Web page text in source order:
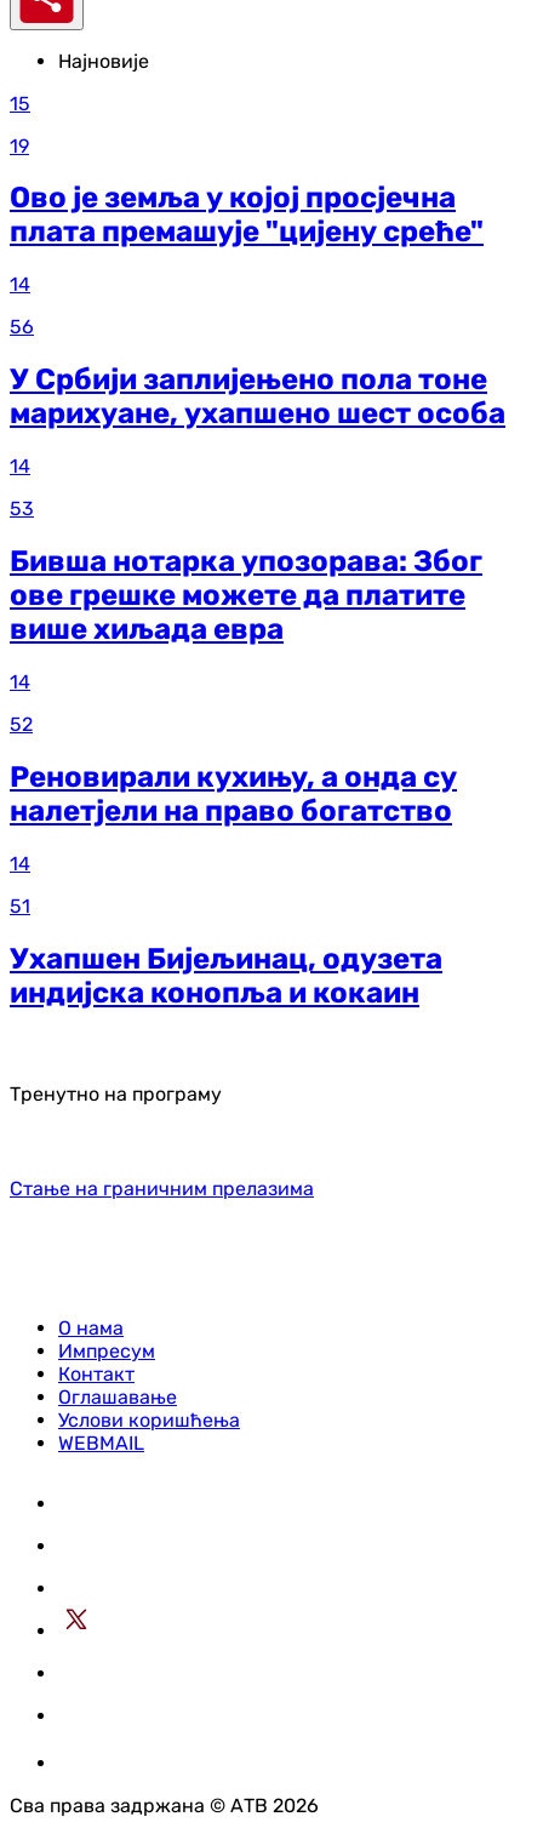
Најновије
15
19
Ово је земља у којој просјечна
плата премашује "цијену среће"
14
56
У Србији заплијењено пола тоне
марихуане, ухапшено шест особа
14
53
Бивша нотарка упозорава: Због
ове грешке можете да платите
више хиљада евра
14
52
Реновирали кухињу, а онда су
налетјели на право богатство
14
51
Ухапшен Бијељинац, одузета
индијска конопља и кокаин
Тренутно на програму
Стање на граничним прелазима
О нама
Импресум
Контакт
Оглашавање
Услови коришћења
WEBMAIL
Сва права задржана © АТВ 2026